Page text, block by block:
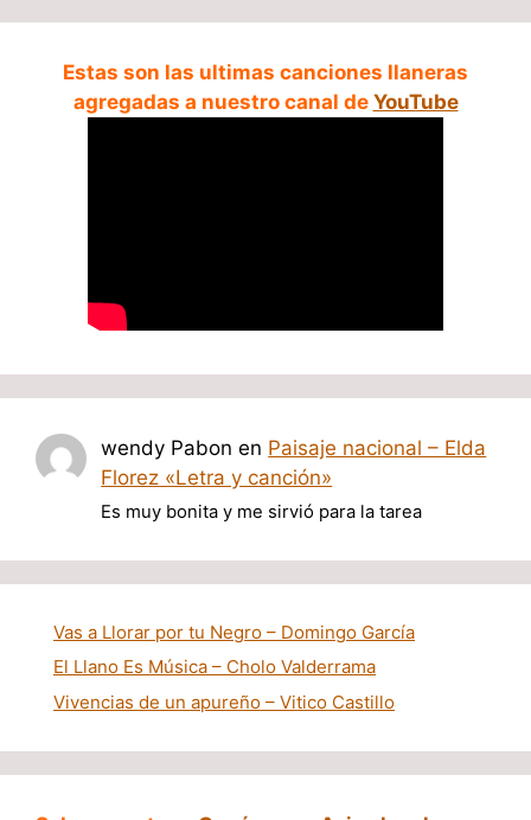
Estas son las ultimas canciones llaneras
agregadas a nuestro canal de YouTube
wendy Pabon en Paisaje nacional – Elda
Florez «Letra y canción»
Es muy bonita y me sirvió para la tarea
Vas a Llorar por tu Negro – Domingo García
El Llano Es Música – Cholo Valderrama
Vivencias de un apureño – Vitico Castillo